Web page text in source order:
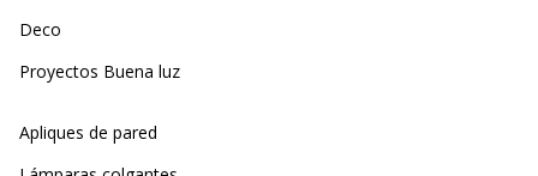
Deco
Proyectos Buena luz
Apliques de pared